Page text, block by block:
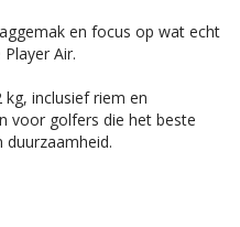
en focus op wat echt
Air.
inclusief riem en
voor golfers die het beste
duurzaamheid.